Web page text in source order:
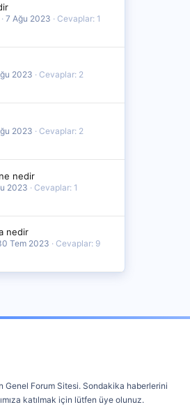
7 Ağu 2023
Cevaplar: 1
2023
Cevaplar: 2
2023
Cevaplar: 2
nedir
2023
Cevaplar: 1
nedir
Tem 2023
Cevaplar: 9
Forum Sitesi. Sondakika haberlerini
katılmak için lütfen üye olunuz.